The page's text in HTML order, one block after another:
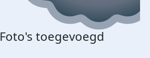
Foto's toegevoegd